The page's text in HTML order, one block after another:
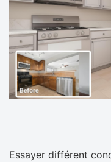
Essayer différent